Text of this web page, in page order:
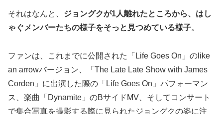
それはなんと、 ジョングクが1人離れたところから、はし
ゃぐメンバーたちの様子をそっと見つめている様子。
ファンは、これまでに公開された「Life Goes On」のlike
an arrowバージョン、「The Late Late Show with James
Corden」に出演した際の「Life Goes On」パフォーマン
ス、楽曲「Dynamite」のBサイドMV、そしてコンサート
で集合写真を撮影する際に見られたジョングクの姿に注